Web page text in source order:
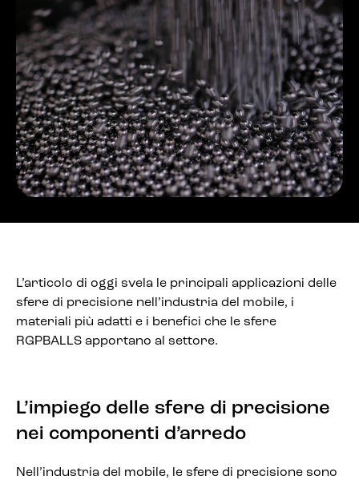
L’articolo di oggi svela le principali applicazioni delle
sfere di precisione nell’industria del mobile, i
materiali più adatti e i benefici che le sfere
RGPBALLS apportano al settore.
L’impiego delle sfere di precisione
nei componenti d’arredo
Nell’industria del mobile, le sfere di precisione sono